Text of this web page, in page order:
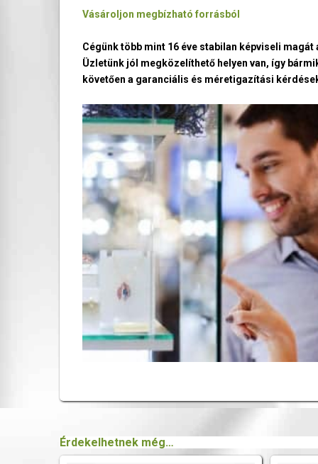
Vásároljon megbízható forrásból
Cégünk több mint 16 éve stabilan képviseli
Üzletünk jól megközelíthető helyen van, így
követően a garanciális és méretigazítási
Érdekelhetnek még…